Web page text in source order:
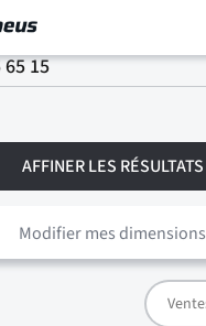
15
Modifier mes dimensions
AFFINER LES RÉSULTATS